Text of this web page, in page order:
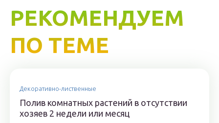
РЕКОМЕНДУЕМ
ПО ТЕМЕ
Декоративно-лиственные
Полив комнатных растений в отсутствии
хозяев 2 недели или месяц